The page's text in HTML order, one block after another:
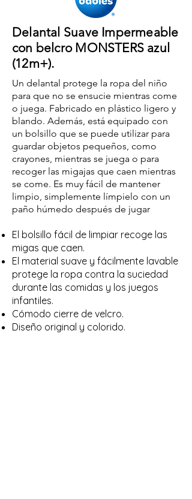
Delantal Suave Impermeable
con belcro MONSTERS azul
(12m+).
Un delantal protege la ropa del niño
para que no se ensucie mientras come
o juega. Fabricado en plástico ligero y
blando. Además, está equipado con
un bolsillo que se puede utilizar para
guardar objetos pequeños, como
crayones, mientras se juega o para
recoger las migajas que caen mientras
se come. Es muy fácil de mantener
limpio, simplemente límpielo con un
paño húmedo después de jugar
El bolsillo fácil de limpiar recoge las
migas que caen.
El material suave y fácilmente lavable
protege la ropa contra la suciedad
durante las comidas y los juegos
infantiles.
Cómodo cierre de velcro.
Diseño original y colorido.​